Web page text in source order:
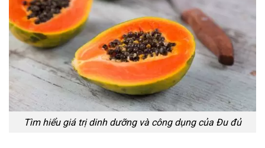
Tìm hiểu giá trị dinh dưỡng và công dụng của Đu đủ